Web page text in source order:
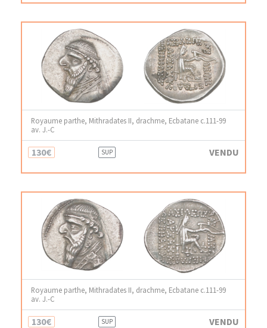
Royaume parthe, Mithradates II, drachme, Ecbatane c.111-99
av. J.-C
130€ SUP VENDU
Royaume parthe, Mithradates II, drachme, Ecbatane c.111-99
av. J.-C
130€ SUP VENDU